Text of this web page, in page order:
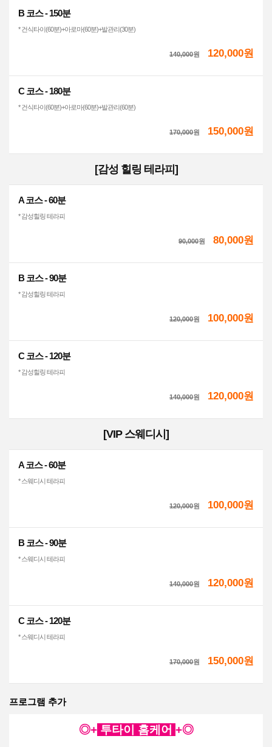
B 코스 - 150분
* 건식타이(60분)+아로마(60분)+발관리(30분)
140,000원 120,000원
C 코스 - 180분
* 건식타이(60분)+아로마(60분)+발관리(60분)
170,000원 150,000원
[감성 힐링 테라피]
A 코스 - 60분
* 감성힐링 테라피
90,000원 80,000원
B 코스 - 90분
* 감성힐링 테라피
120,000원 100,000원
C 코스 - 120분
* 감성힐링 테라피
140,000원 120,000원
[VIP 스웨디시]
A 코스 - 60분
* 스웨디시 테라피
120,000원 100,000원
B 코스 - 90분
* 스웨디시 테라피
140,000원 120,000원
C 코스 - 120분
* 스웨디시 테라피
170,000원 150,000원
프로그램 추가
◎+투타이 홈케어 +◎